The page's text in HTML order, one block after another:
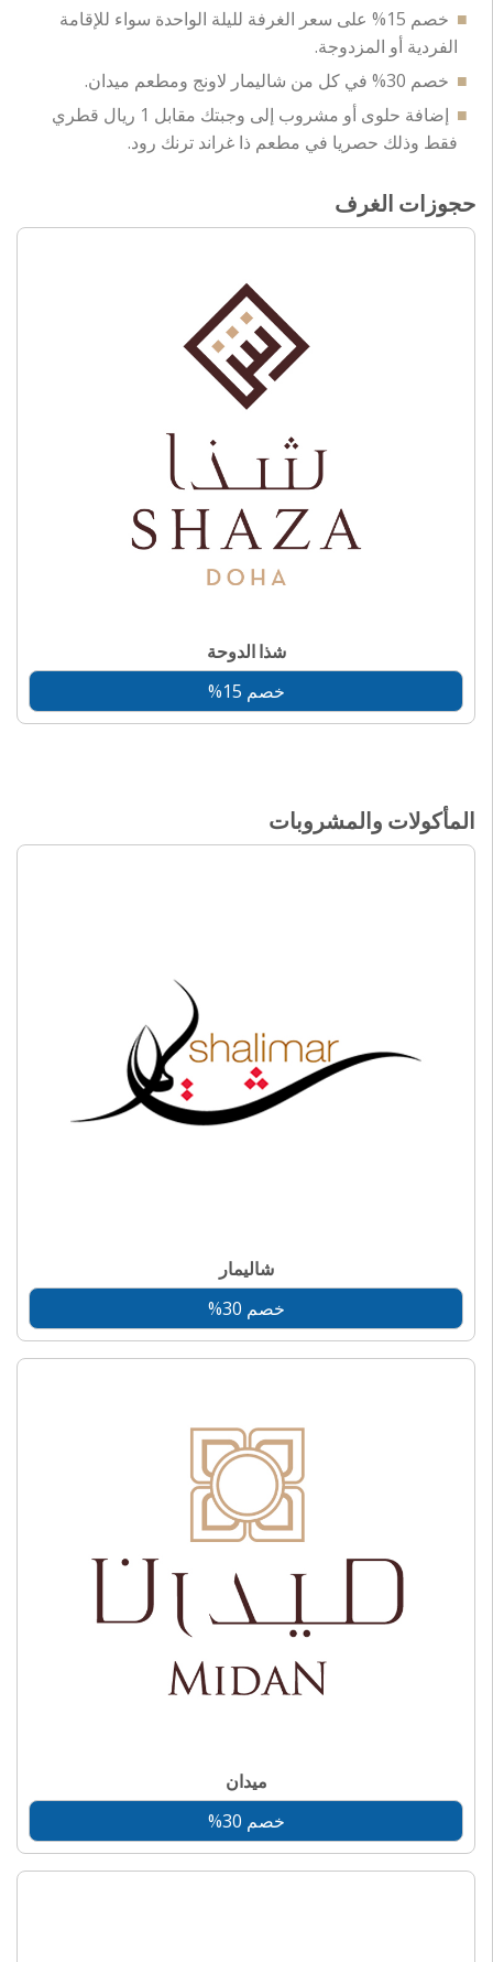
خصم 15% على سعر الغرفة لليلة الواحدة سواء للإقامة
الفردية أو المزدوجة.
خصم 30% في كل من شاليمار لاونج ومطعم ميدان.
إضافة حلوى أو مشروب إلى وجبتك مقابل 1 ريال قطري
فقط وذلك حصريا في مطعم ذا غراند ترنك رود.
حجوزات الغرف
شذا الدوحة
خصم 15%
المأكولات والمشروبات
شاليمار
خصم 30%
ميدان
خصم 30%